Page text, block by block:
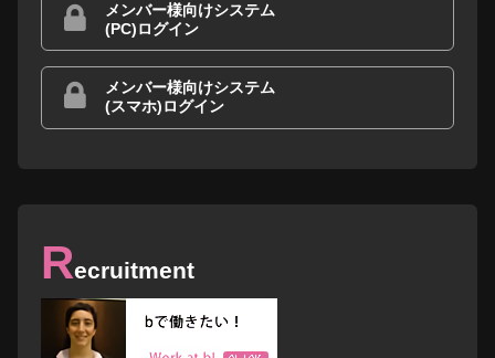
メンバー様向けシステム
(PC)ログイン
メンバー様向けシステム
(スマホ)ログイン
Recruitment